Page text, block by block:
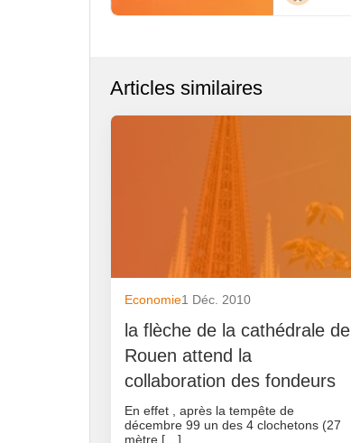
Articles similaires
Economie1 Déc. 2010
la flèche de la cathédrale de
Rouen attend la
collaboration des fondeurs
En effet , après la tempête de
décembre 99 un des 4 clochetons (27
mètre […]